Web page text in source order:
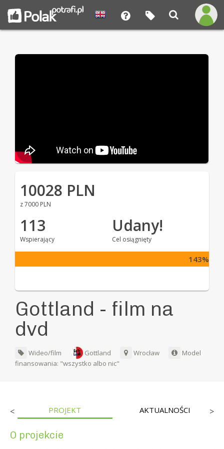
10028 PLN
z 7000 PLN
113
Wspierający
Udany!
Cel osiągnięty
143%
Gottland - film na
dvd
Wideo/film Gottland Wrocław
Model
finansowania: "wszystko albo nic"
< PROJEKT AKTUALNOŚCI >
O projekcie